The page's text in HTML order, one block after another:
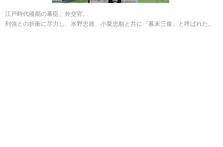
江戸時代後期の幕臣、外交官。
列強との折衝に尽力し、水野忠徳、小栗忠順と共に「幕末三俊」と呼ばれた。